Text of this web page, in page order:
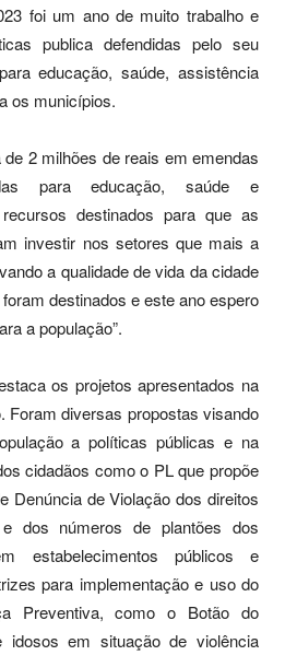
foi um ano de muito trabalho e
publica defendidas pelo seu
educação, saúde, assistência
os municípios.
2 milhões de reais em emendas
para educação, saúde e
destinados para que as
investir nos setores que mais a
a qualidade de vida da cidade
destinados e este ano espero
a população”.
os projetos apresentados na
Foram diversas propostas visando
a políticas públicas e na
cidadãos como o PL que propõe
Denúncia de Violação dos direitos
dos números de plantões dos
estabelecimentos públicos e
para implementação e uso do
Preventiva, como o Botão do
idosos em situação de violência